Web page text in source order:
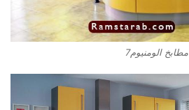
مطابخ الومنيوم7